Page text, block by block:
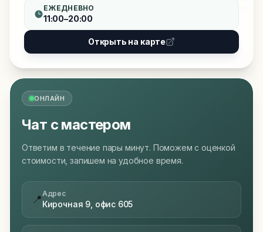
ЕЖЕДНЕВНО
11:00–20:00
Открыть на карте
ОНЛАЙН
Чат с мастером
Ответим в течение пары минут. Поможем с оценкой
стоимости, запишем на удобное время.
📍Адрес
Кирочная 9, офис 605